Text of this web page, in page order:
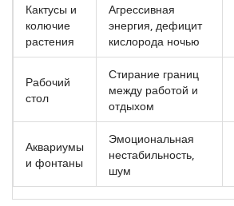
Кактусы и
колючие
растения
Агрессивная
энергия, дефицит
кислорода ночью
Рабочий
стол
Стирание границ
между работой и
отдыхом
Аквариумы
и фонтаны
Эмоциональная
нестабильность,
шум